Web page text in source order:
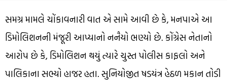
સમગ્ર મામલે ચોંકાવનારી વાત એ સામે આવી છે કે, મનપાએ આ
ડિમોલિશનની મંજૂરી આપ્યાનો નનૈયો ભણ્યો છે. કોંગ્રેસ નેતાનો
આરોપ છે કે, ડિમોલિશન થયું ત્યારે ચુસ્ત પોલીસ કાફલો અને
પાલિકાના સભ્યો હાજર હતા. સુનિયોજીત ષડયંત્ર હેઠળ મકાન તોડી